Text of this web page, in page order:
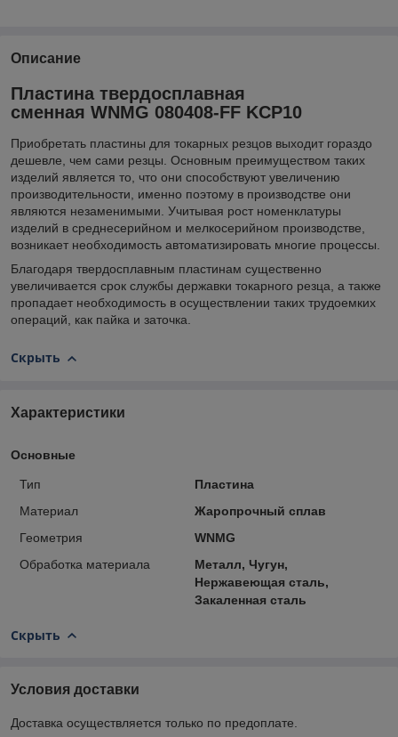
Описание
Пластина твердосплавная
сменная WNMG 080408-FF KСР10
Приобретать пластины для токарных резцов выходит гораздо
дешевле, чем сами резцы. Основным преимуществом таких
изделий является то, что они способствуют увеличению
производительности, именно поэтому в производстве они
являются незаменимыми. Учитывая рост номенклатуры
изделий в среднесерийном и мелкосерийном производстве,
возникает необходимость автоматизировать многие процессы.
Благодаря твердосплавным пластинам существенно
увеличивается срок службы державки токарного резца, а также
пропадает необходимость в осуществлении таких трудоемких
операций, как пайка и заточка.
Скрыть
Характеристики
Основные
Тип
Пластина
Материал
Жаропрочный сплав
Геометрия
WNMG
Обработка материала
Металл, Чугун,
Нержавеющая сталь,
Закаленная сталь
Скрыть
Условия доставки
Доставка осуществляется только по предоплате.